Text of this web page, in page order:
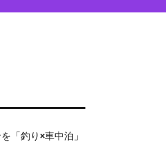
「釣り×車中泊」